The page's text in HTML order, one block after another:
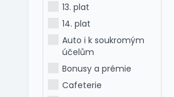
Holandština
Italština
Japonština
Latina
Litevština
13. plat
14. plat
Auto i k soukromým
účelům
Bonusy a prémie
Cafeterie